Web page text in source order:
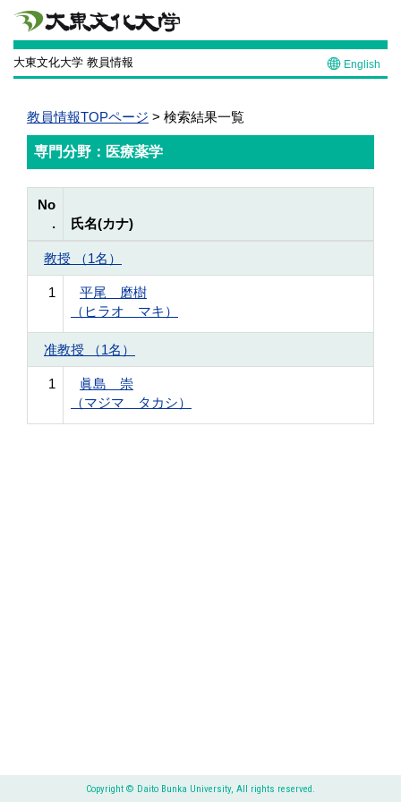
大東文化大学 教員情報 English
教員情報TOPページ > 検索結果一覧
専門分野：医療薬学
No
.
氏名(カナ)
教授 （1名）
1
平尾 磨樹
（ヒラオ マキ）
准教授 （1名）
1
眞島 崇
（マジマ タカシ）
Copyright © Daito Bunka University, All rights reserved.